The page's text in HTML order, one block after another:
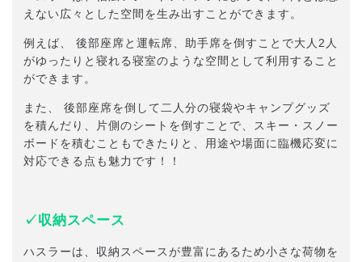
えない広々とした空間を生み出すことができます。
例えば、 後部座席と運転席、助手席を倒すことで大人2人
がゆったりと寝れる寝室のような空間として利用すること
ができます。
また、 後部座席を倒して二人分の寝袋やキャンプグッズ
を積んだり、片側のシートを倒すことで、スキー・スノー
ボードを積むこともできたりと、用途や場面に臨機応変に
対応できる点も魅力です！！
✓収納スペース
ハスラーは、収納スペースが豊富にあるため小さな荷物を